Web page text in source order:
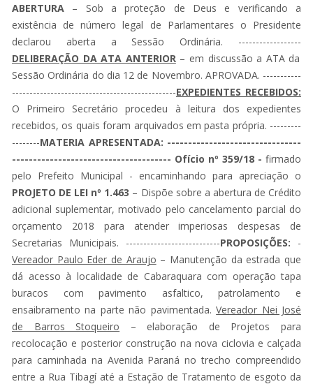
ABERTURA – Sob a proteção de Deus e verificando a
existência de número legal de Parlamentares o Presidente
declarou aberta a Sessão Ordinária. ------------------
DELIBERAÇÃO DA ATA ANTERIOR – em discussão a ATA da
Sessão Ordinária do dia 12 de Novembro. APROVADA. -----------
-----------------------------------------------EXPEDIENTES RECEBIDOS:
O Primeiro Secretário procedeu à leitura dos expedientes
recebidos, os quais foram arquivados em pasta própria. ---------
--------MATERIA APRESENTADA: --------------------------------
-------------------------------------- Ofício nº 359/18 - firmado
pelo Prefeito Municipal - encaminhando para apreciação o
PROJETO DE LEI nº 1.463 – Dispõe sobre a abertura de Crédito
adicional suplementar, motivado pelo cancelamento parcial do
orçamento 2018 para atender imperiosas despesas de
Secretarias Municipais. ---------------------------PROPOSIÇÕES: -
Vereador Paulo Eder de Araujo – Manutenção da estrada que
dá acesso à localidade de Cabaraquara com operação tapa
buracos com pavimento asfaltico, patrolamento e
ensaibramento na parte não pavimentada.Vereador Nei José
de Barros Stoqueiro – elaboração de Projetos para
recolocação e posterior construção na nova ciclovia e calçada
para caminhada na Avenida Paraná no trecho compreendido
entre a Rua Tibagí até a Estação de Tratamento de esgoto da